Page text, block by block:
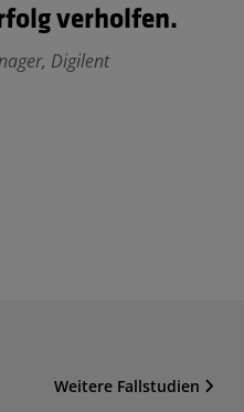
verholfen.
Digilent
Weitere Fallstudien